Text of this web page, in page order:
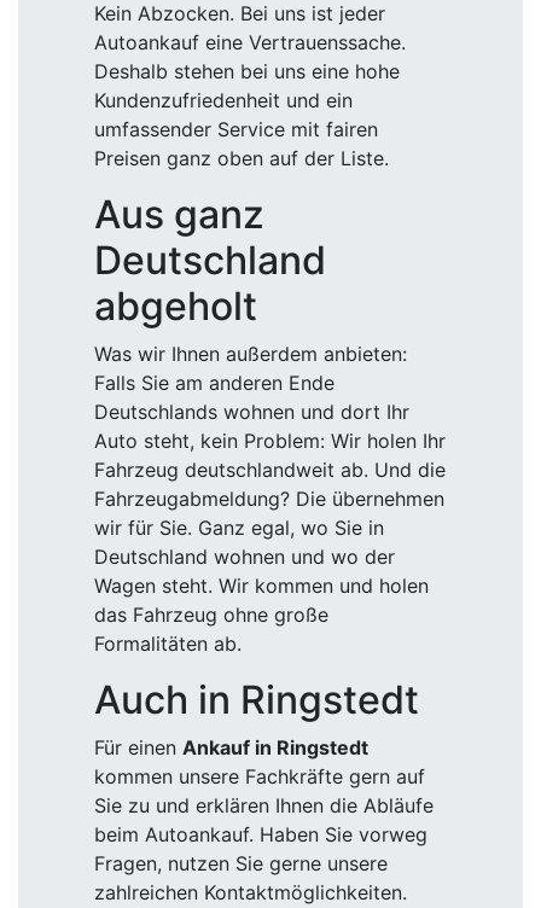
Kein Abzocken. Bei uns ist jeder
Autoankauf eine Vertrauenssache.
Deshalb stehen bei uns eine hohe
Kundenzufriedenheit und ein
umfassender Service mit fairen
Preisen ganz oben auf der Liste.
Aus ganz
Deutschland
abgeholt
Was wir Ihnen außerdem anbieten:
Falls Sie am anderen Ende
Deutschlands wohnen und dort Ihr
Auto steht, kein Problem: Wir holen Ihr
Fahrzeug deutschlandweit ab. Und die
Fahrzeugabmeldung? Die übernehmen
wir für Sie. Ganz egal, wo Sie in
Deutschland wohnen und wo der
Wagen steht. Wir kommen und holen
das Fahrzeug ohne große
Formalitäten ab.
Auch in Ringstedt
Für einen Ankauf in Ringstedt
kommen unsere Fachkräfte gern auf
Sie zu und erklären Ihnen die Abläufe
beim Autoankauf. Haben Sie vorweg
Fragen, nutzen Sie gerne unsere
zahlreichen Kontaktmöglichkeiten.